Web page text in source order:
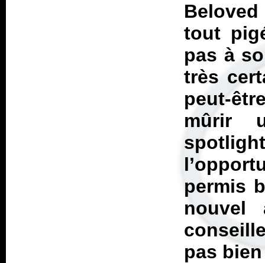
tout
pas à
très
peut-
mûrir
permis
nouvel
pas